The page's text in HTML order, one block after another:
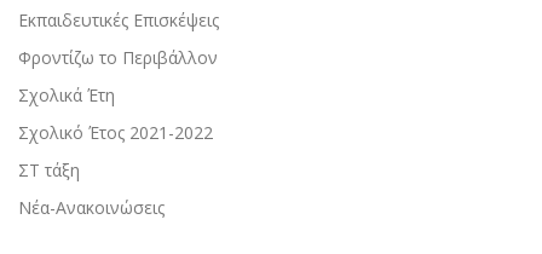
Εκπαιδευτικές Επισκέψεις
Φροντίζω το Περιβάλλον
Σχολικά Έτη
Σχολικό Έτος 2021-2022
ΣΤ τάξη
Νέα-Ανακοινώσεις